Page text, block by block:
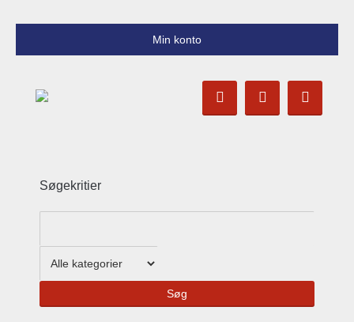
Min konto
Søgekritier